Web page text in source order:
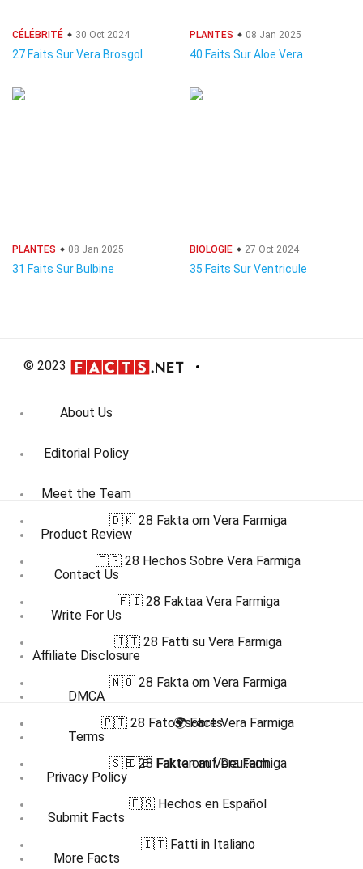
CÉLÉBRITÉ 30 Oct 2024
27 Faits Sur Vera Brosgol
PLANTES 08 Jan 2025
40 Faits Sur Aloe Vera
PLANTES 08 Jan 2025
31 Faits Sur Bulbine
BIOLOGIE 27 Oct 2024
35 Faits Sur Ventricule
© 2023
About Us
Editorial Policy
Meet the Team
Product Review
Contact Us
Write For Us
Affiliate Disclosure
DMCA
Terms
Privacy Policy
Submit Facts
More Facts
🇩🇰 28 Fakta om Vera Farmiga
🇪🇸 28 Hechos Sobre Vera Farmiga
🇫🇮 28 Faktaa Vera Farmiga
🇮🇹 28 Fatti su Vera Farmiga
🇳🇴 28 Fakta om Vera Farmiga
🇵🇹 28 Fatos sobre Vera Farmiga
🇸🇪 28 Fakta om Vera Farmiga
🌍 Facts
🇩🇪 Fakten auf Deutsch
🇪🇸 Hechos en Español
🇮🇹 Fatti in Italiano